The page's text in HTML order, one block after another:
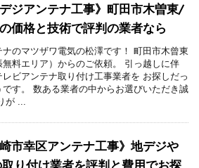
デジアンテナ工事》町田市木曽東/
価格と技術で評判の業者なら
ナのマツザワ電気の松澤です！ 町田市木曾東
無料エリア）からのご依頼。 引っ越しに伴
レビアンテナ取り付け工事業者を お探しだっ
です。 数ある業者の中からお選びいただき誠
が ...
崎市幸区アンテナ工事》地デジや